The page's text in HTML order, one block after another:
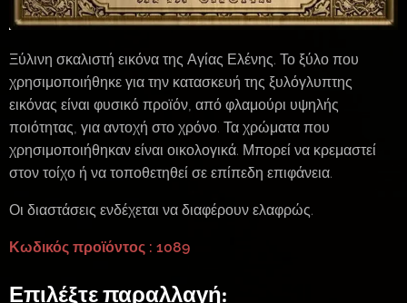
Ξύλινη σκαλιστή εικόνα της Αγίας Ελένης. Το ξύλο που
χρησιμοποιήθηκε για την κατασκευή της ξυλόγλυπτης
εικόνας είναι φυσικό προϊόν, από φλαμούρι υψηλής
ποιότητας, για αντοχή στο χρόνο. Τα χρώματα που
χρησιμοποιήθηκαν είναι οικολογικά. Μπορεί να κρεμαστεί
στον τοίχο ή να τοποθετηθεί σε επίπεδη επιφάνεια.
Οι διαστάσεις ενδέχεται να διαφέρουν ελαφρώς.
Κωδικός προϊόντος : 1089
Επιλέξτε παραλλαγή: